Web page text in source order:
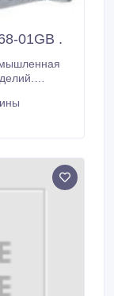
01GB .
нити и